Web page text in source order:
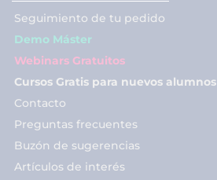
Seguimiento de tu pedido
Demo Máster
Webinars Gratuitos
Cursos Gratis para nuevos alumnos
Contacto
Preguntas frecuentes
Buzón de sugerencias
Artículos de interés